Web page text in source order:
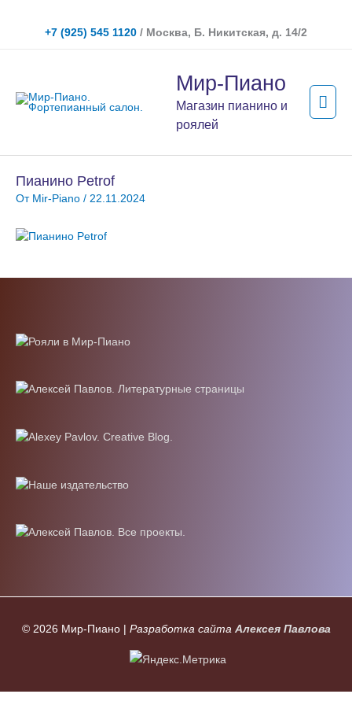
содержимому
+7 (925) 545 1120 / Москва, Б. Никитская, д. 14/2
Мир-Пиано
Магазин пианино и
роялей
Пианино Petrof
От Mir-Piano / 22.11.2024
© 2026 Мир-Пиано| Разработка сайта Алексея Павлова